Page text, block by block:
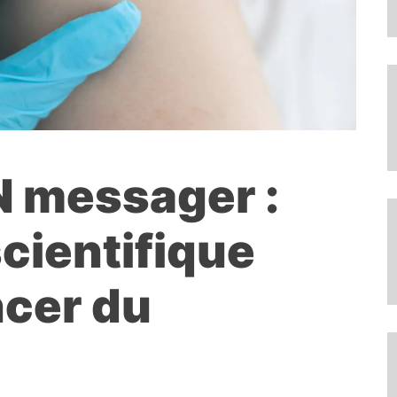
messager :
du